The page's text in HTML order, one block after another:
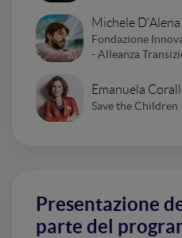
Michele D'Alena
Fondazione
- Alleanza
Emanuela
Save the Children
Presentazione
parte del